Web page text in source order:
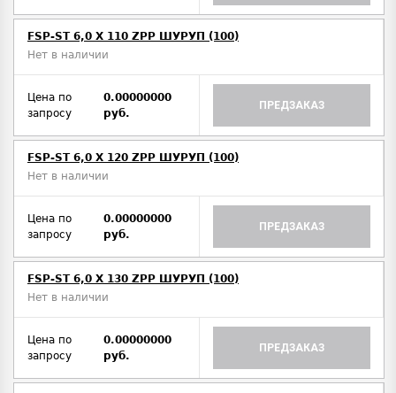
FSP-ST 6,0 X 110 ZPP ШУРУП (100)
Нет в наличии
Цена по
запросу
0.00000000
руб.
ПРЕДЗАКАЗ
FSP-ST 6,0 X 120 ZPP ШУРУП (100)
Нет в наличии
Цена по
запросу
0.00000000
руб.
ПРЕДЗАКАЗ
FSP-ST 6,0 X 130 ZPP ШУРУП (100)
Нет в наличии
Цена по
запросу
0.00000000
руб.
ПРЕДЗАКАЗ